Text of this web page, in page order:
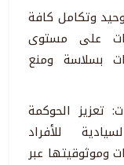
وتكامل كافة
على مستوى
بسلاسة ومنع
تعزيز الحوكمة
للأفراد
وموثوقيتها عبر